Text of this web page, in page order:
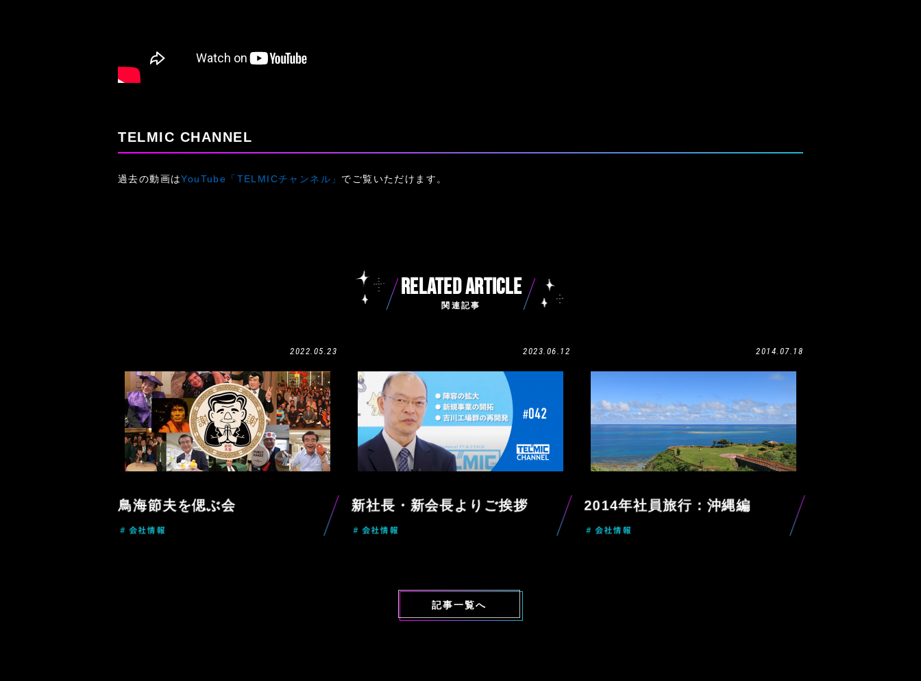
TELMIC CHANNEL
過去の動画はYouTube「TELMICチャンネル」 でご覧いただけます。
RELATED ARTICLE
関連記事
2022.05.23
鳥海節夫を偲ぶ会
# 会社情報
2023.06.12
新社長・新会長よりご挨拶
# 会社情報
2014.07.18
2014年社員旅行：沖縄編
# 会社情報
記事一覧へ